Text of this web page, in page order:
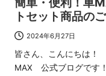
トセット商品の
2024年6月27日
皆さん、こんにちは
MAX 公式ブログです